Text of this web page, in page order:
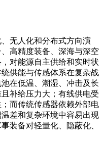
无人化和分布式方向演
高精度装备、深海与深空
对能源自主供给和实时状
供能与传感体系在复杂战
在低温、潮湿、冲击及长
补给压力大；有线供电受
而传统传感器依赖外部电
差和复杂环境中容易出现
装备对轻量化、隐蔽化、